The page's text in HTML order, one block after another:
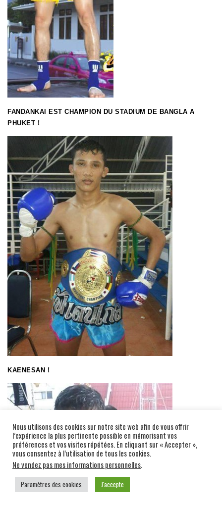
FANDANKAI EST CHAMPION DU STADIUM DE BANGLA A
PHUKET !
KAENESAN !
Nous utilisons des cookies sur notre site web afin de vous offrir
l’expérience la plus pertinente possible en mémorisant vos
préférences et vos visites répétées. En cliquant sur « Accepter »,
vous consentez à l’utilisation de tous les cookies.
Ne vendez pas mes informations personnelles.
Paramètres des cookies J'accepte